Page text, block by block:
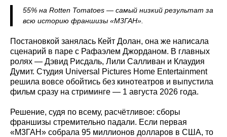
55% на Rotten Tomatoes — самый низкий результат за
всю историю франшизы «М3ГАН».
Постановкой занялась Кейт Долан, она же написала
сценарий в паре с Рафаэлем Джорданом. В главных
ролях — Дэвид Рисдаль, Лили Салливан и Клаудия
Думит. Студия Universal Pictures Home Entertainment
решила вовсе обойтись без кинотеатров и выпустила
фильм сразу на стриминге — 1 августа 2026 года.
Решение, судя по всему, расчётливое: сборы
франшизы стремительно падали. Если первая
«М3ГАН» собрала 95 миллионов долларов в США, то